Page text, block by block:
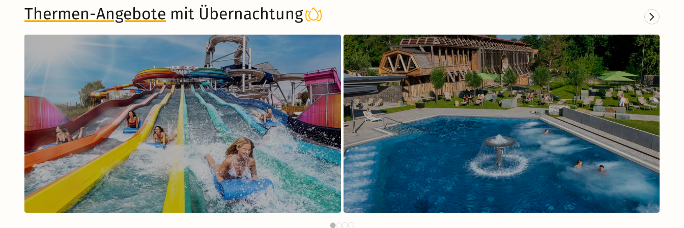
Musical in Berlin
Zum Musical
Thermen-Angebote mit Übernachtung